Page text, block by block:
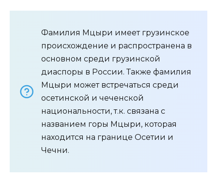
Фамилия Мцыри имеет грузинское
происхождение и распространена в
основном среди грузинской
диаспоры в России. Также фамилия
Мцыри может встречаться среди
осетинской и чеченской
национальности, т.к. связана с
названием горы Мцыри, которая
находится на границе Осетии и
Чечни.